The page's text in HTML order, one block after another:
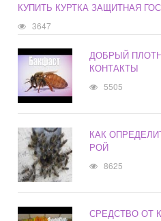
КУПИТЬ КУРТКА ЗАЩИТНАЯ
3647
ДОБРЫЙ
КОНТАКТЫ
5505
КАК
РОЙ
8625
СРЕДСТВО ОТ